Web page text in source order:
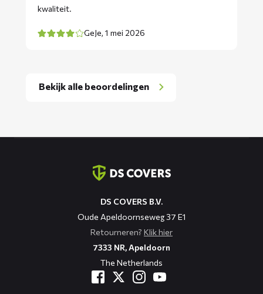
kwaliteit.
GeJe, 1 mei 2026
Bekijk alle beoordelingen
DS COVERS B.V.
Oude Apeldoornseweg 37 E1
Retourneren? Klik hier
7333 NR, Apeldoorn
The Netherlands